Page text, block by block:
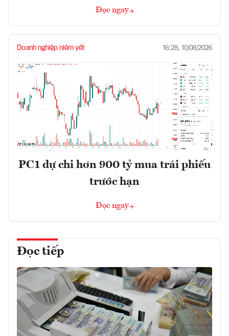
Đọc ngay
Doanh nghiệp niêm yết 16:28, 10/08/2026
PC1 dự chi hơn 900 tỷ mua trái phiếu
trước hạn
Đọc ngay
Đọc tiếp